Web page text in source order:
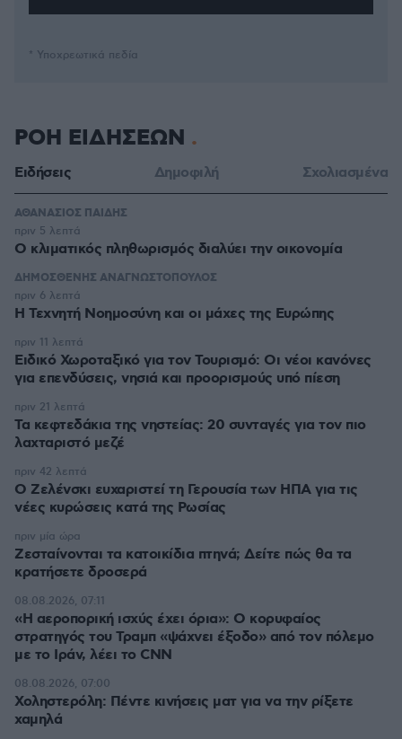
* Υποχρεωτικά πεδία
ΡΟΗ ΕΙΔΗΣΕΩΝ
Ειδήσεις Δημοφιλή Σχολιασμένα
ΑΘΑΝΑΣΙΟΣ ΠΑΙΔΗΣ
Ο κλιματικός πληθωρισμός διαλύει την οικονομία
πριν 5 λεπτά
ΔΗΜΟΣΘΕΝΗΣ ΑΝΑΓΝΩΣΤΟΠΟΥΛΟΣ
H Τεχνητή Νοημοσύνη και οι μάχες της Ευρώπης
πριν 6 λεπτά
Ειδικό Χωροταξικό για τον Τουρισμό: Οι νέοι κανόνες
για επενδύσεις, νησιά και προορισμούς υπό πίεση
πριν 11 λεπτά
Τα κεφτεδάκια της νηστείας: 20 συνταγές για τον πιο
λαχταριστό μεζέ
πριν 21 λεπτά
Ο Ζελένσκι ευχαριστεί τη Γερουσία των ΗΠΑ για τις
νέες κυρώσεις κατά της Ρωσίας
πριν 42 λεπτά
Ζεσταίνονται τα κατοικίδια πτηνά; Δείτε πώς θα τα
κρατήσετε δροσερά
πριν μία ώρα
«Η αεροπορική ισχύς έχει όρια»: Ο κορυφαίος
στρατηγός του Τραμπ «ψάχνει έξοδο» από τον πόλεμο
με το Ιράν, λέει το CNN
08.08.2026, 07:11
Χοληστερόλη: Πέντε κινήσεις ματ για να την ρίξετε
χαμηλά
08.08.2026, 07:00